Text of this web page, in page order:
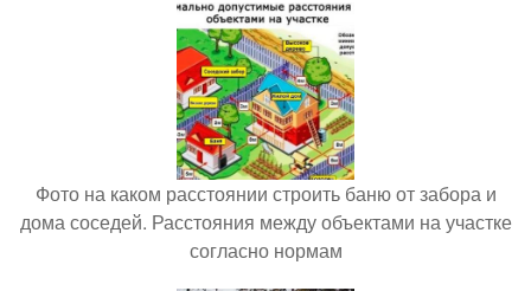
Фото на каком расстоянии строить баню от забора и
дома соседей. Расстояния между объектами на участке
согласно нормам